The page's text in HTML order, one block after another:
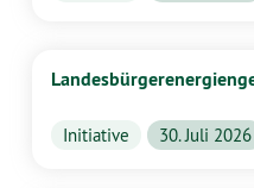
Initiative 30. Juli 2026